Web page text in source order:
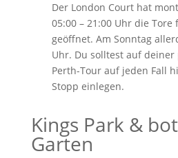
Der London Court hat
05:00 – 21:00 Uhr die Tore
geöffnet. Am Sonntag
Uhr. Du solltest auf
Perth-Tour auf jeden Fall
Stopp einlegen.
Kings Park &
Garten